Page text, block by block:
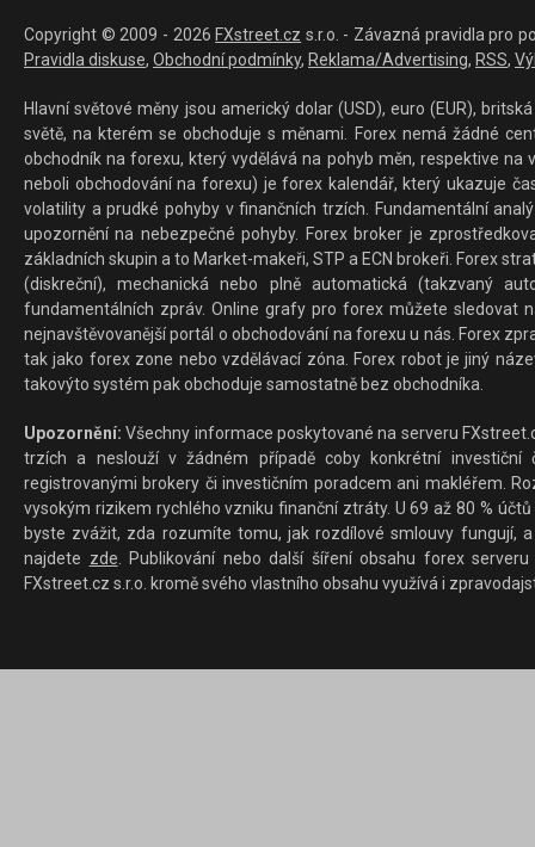
Copyright © 2009 - 2026 FXstreet.cz s.r.o. - Závazná pravidla pro
Pravidla diskuse, Obchodní podmínky, Reklama/Advertising, RSS,
Hlavní světové měny jsou americký dolar (USD), euro (EUR),
světě, na kterém se obchoduje s měnami. Forex nemá žádné
obchodník na forexu, který vydělává na pohyb měn, respektive
neboli obchodování na forexu) je forex kalendář, který ukazuje
volatility a prudké pohyby v finančních trzích. Fundamentální
upozornění na nebezpečné pohyby. Forex broker je
základních skupin a to Market-makeři, STP a ECN brokeři. Forex
(diskreční), mechanická nebo plně automatická (takzvaný
fundamentálních zpráv. Online grafy pro forex můžete sledovat
nejnavštěvovanější portál o obchodování na forexu u nás. Forex
tak jako forex zone nebo vzdělávací zóna. Forex robot je jiný
takovýto systém pak obchoduje samostatně bez obchodníka.
Upozornění: Všechny informace poskytované na serveru
trzích a neslouží v žádném případě coby konkrétní investiční
registrovanými brokery či investičním poradcem ani makléřem.
vysokým rizikem rychlého vzniku finanční ztráty. U 69 až 80 %
byste zvážit, zda rozumíte tomu, jak rozdílové smlouvy fungují,
najdete zde. Publikování nebo další šíření obsahu forex
FXstreet.cz s.r.o. kromě svého vlastního obsahu využívá i